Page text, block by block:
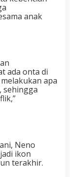
anak
ada onta di
apa
sehingga
Neno
ikon
terakhir.